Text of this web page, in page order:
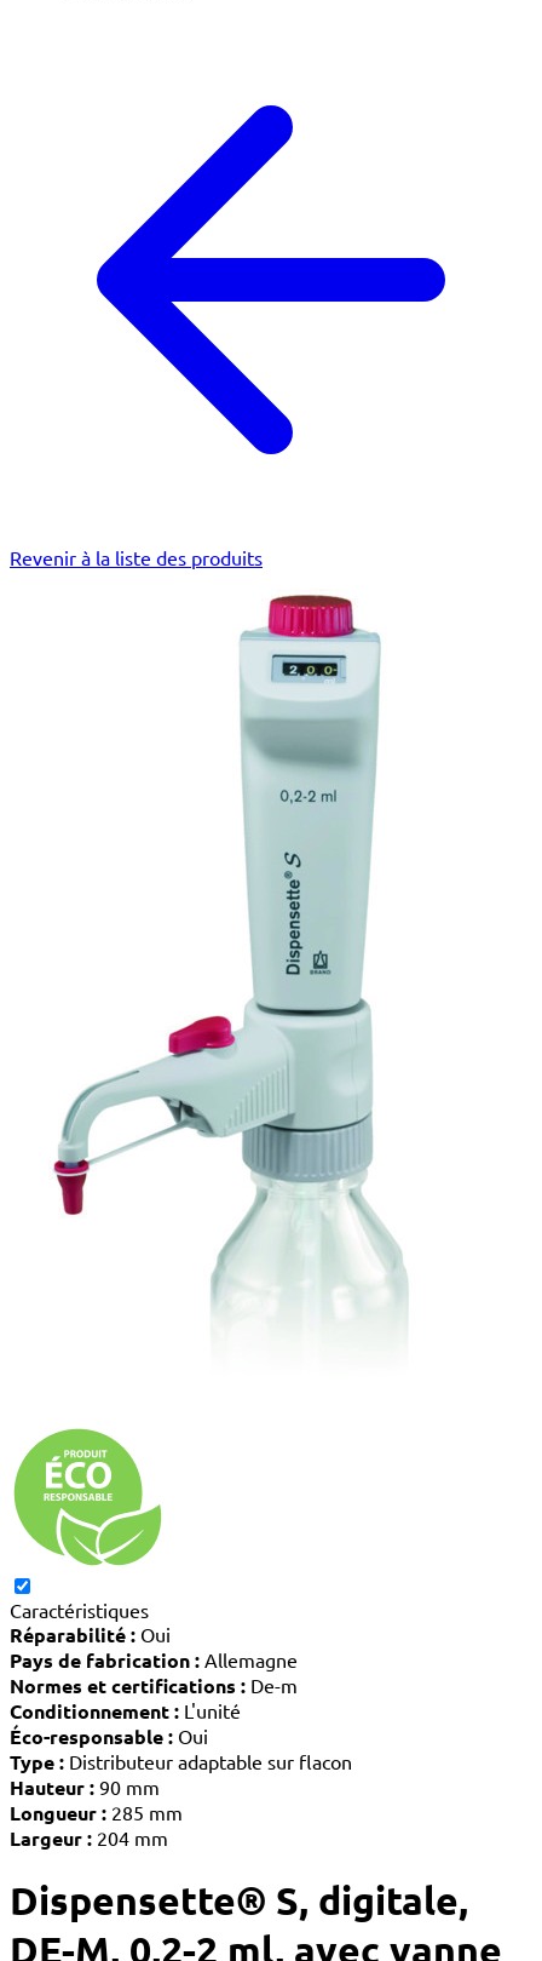
Revenir à la liste des produits
Caractéristiques
Réparabilité : Oui
Pays de fabrication : Allemagne
Normes et certifications : De-m
Conditionnement : L'unité
Éco-responsable : Oui
Type : Distributeur adaptable sur flacon
Hauteur : 90 mm
Longueur : 285 mm
Largeur : 204 mm
Dispensette® S, digitale,
DE-M, 0,2-2 ml, avec vanne